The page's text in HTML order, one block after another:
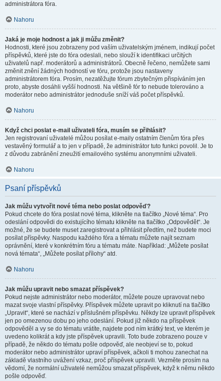
administrátora fóra.
Nahoru
Jaká je moje hodnost a jak ji můžu změnit?
Hodnosti, které jsou zobrazeny pod vaším uživatelským jménem, indikují počet
příspěvků, které jste do fóra odeslali, nebo slouží k identifikaci určitých
uživatelů např. moderátorů a administrátorů. Obecně řečeno, nemůžete sami
změnit znění žádných hodností ve fóru, protože jsou nastaveny
administrátorem fóra. Prosím, nezatěžujte fórum zbytečným přispíváním jen
proto, abyste dosáhli vyšší hodnosti. Na většině fór to nebude tolerováno a
moderátor nebo administrátor jednoduše sníží váš počet příspěvků.
Nahoru
Když chci poslat e-mail uživateli fóra, musím se přihlásit?
Jen registrovaní uživatelé můžou posílat e-maily ostatním členům fóra přes
vestavěný formulář a to jen v případě, že administrátor tuto funkci povolil. Je to
z důvodu zabránění zneužití emailového systému anonymními uživateli.
Nahoru
Psaní příspěvků
Jak můžu vytvořit nové téma nebo poslat odpověď?
Pokud chcete do fóra poslat nové téma, klikněte na tlačítko „Nové téma“. Pro
odeslání odpovědi do existujícího tématu klikněte na tlačítko „Odpovědět“. Je
možné, že se budete muset zaregistrovat a přihlásit předtím, než budete moci
posílat příspěvky. Naspodu každého fóra a tématu můžete najít seznam
oprávnění, které v konkrétním fóru a tématu máte. Například: „Můžete posílat
nová témata“, „Můžete posílat přílohy“ atd.
Nahoru
Jak můžu upravit nebo smazat příspěvek?
Pokud nejste administrátor nebo moderátor, můžete pouze upravovat nebo
mazat svoje vlastní příspěvky. Příspěvek můžete upravit po kliknutí na tlačítko
„Upravit“, které se nachází v příslušném příspěvku. Někdy lze upravit příspěvek
jen po omezenou dobu po jeho odeslání. Pokud již někdo na příspěvek
odpověděl a vy se do tématu vrátíte, najdete pod ním krátký text, ve kterém je
uvedeno kolikrát a kdy jste příspěvek upravili. Toto bude zobrazeno pouze v
případě, že někdo do tématu pošle odpověď, ale neobjeví se to, pokud
moderátor nebo administrátor upraví příspěvek, ačkoli ti mohou zanechat na
základě vlastního uvážení vzkaz, proč příspěvek upravili. Vezměte prosím na
vědomí, že normální uživatelé nemůžou smazat příspěvek, když k němu někdo
pošle odpověď.